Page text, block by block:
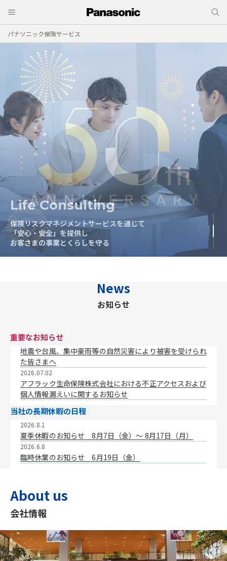
パナソニック保険サービス
Life Consulting
保険リスクマネジメントサービスを通じて
「安心・安全」を提供し
お客さまの事業とくらしを守る
Risk Consulting
保険リスクマネジメントサービスを通じて
「安心・安全」を提供し
お客さまの事業とくらしを守る
News
お知らせ
重要なお知らせ
地震や台風、集中豪雨等の自然災害により被害を受けられ
た皆さまへ
2026.07.02
アフラック生命保険株式会社における不正アクセスおよび
個人情報漏えいに関するお知らせ
当社の長期休暇の日程
2026.8.1
夏季休暇のお知らせ 8月7日（金）〜 8月17日（月）
2026.6.8
臨時休業のお知らせ 6月19日（金）
About us
会社情報